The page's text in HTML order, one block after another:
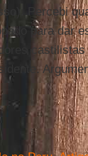
Percebi
para dar